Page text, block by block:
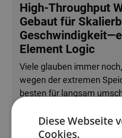
High-Throughput
Gebaut für
Element Logic
Viele glauben immer
wegen der extremen
besten für langsam
oder kleine Betriebe
dass das System
zehntausend Bestellzeilen
Diese Webseite
Cookies.